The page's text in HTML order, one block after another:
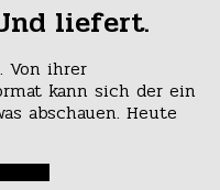
liefert.
Von ihrer
kann sich der ein
abschauen. Heute